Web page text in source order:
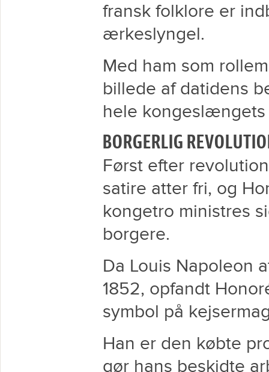
fransk folklore er
ærkeslyngel.
Med ham som
billede af datidens
hele
BORGERLIG
Først efter
satire atter fri, og
kongetro ministres
borgere.
Da Louis Napoleon
1852, opfandt
symbol på
Han er den købte
gør hans beskidte